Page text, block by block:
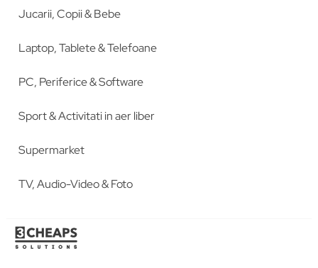
Jucarii, Copii & Bebe
Laptop, Tablete & Telefoane
PC, Periferice & Software
Sport & Activitati in aer liber
Supermarket
TV, Audio-Video & Foto